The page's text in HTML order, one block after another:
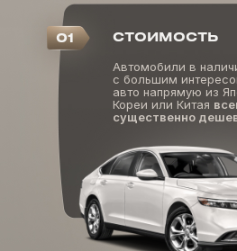
СТОИМОСТЬ
Автомобили в
с большим
авто напрямую из
Кореи или Китая
существенно
01